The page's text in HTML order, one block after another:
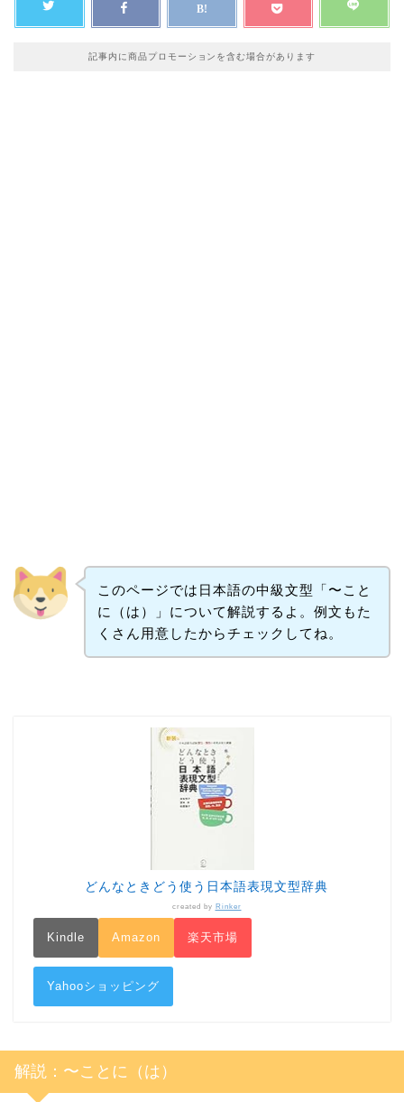
記事内に商品プロモーションを含む場合があります
このページでは日本語の中級文型「〜こと
に（は）」について解説するよ。例文もた
くさん用意したからチェックしてね。
どんなときどう使う日本語表現文型辞典
created by Rinker
Kindle Amazon 楽天市場
Yahooショッピング
解説：〜ことに（は）